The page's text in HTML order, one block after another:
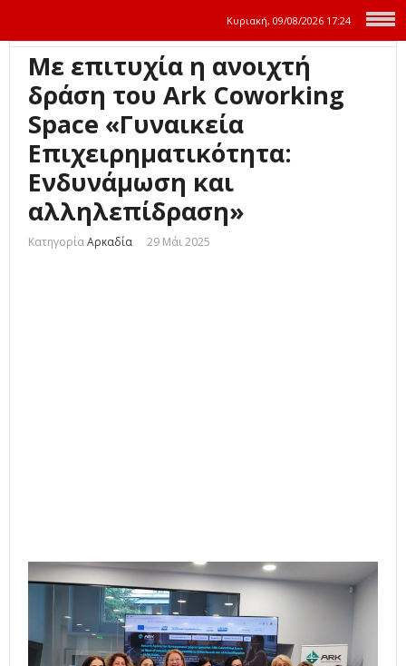
Κυριακή, 09/08/2026 17:24
Με επιτυχία η ανοιχτή
δράση του Ark Coworking
Space «Γυναικεία
Επιχειρηματικότητα:
Ενδυνάμωση και
αλληλεπίδραση»
ΚατηγορίαΑρκαδία 29 Μάι 2025